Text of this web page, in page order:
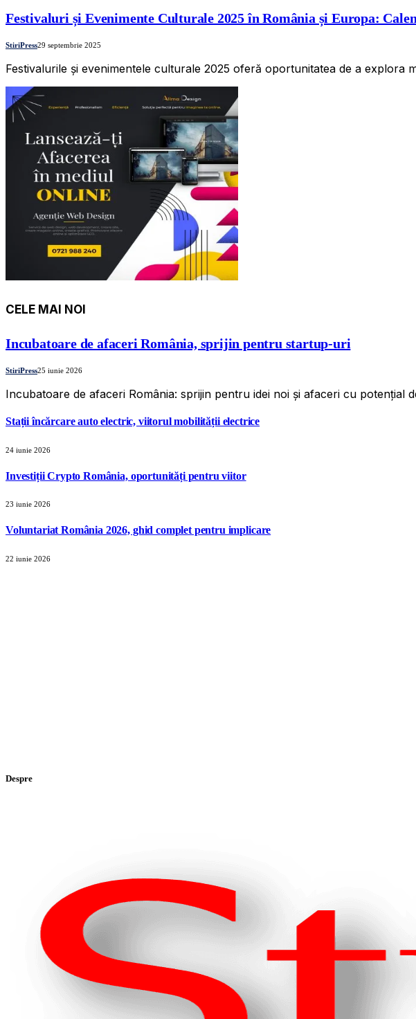
Festivaluri și Evenimente Culturale 2025 în România și Europa:
StiriPress29 septembrie 2025
Festivalurile și evenimentele culturale 2025 oferă oportunitatea de a
CELE MAI NOI
Incubatoare de afaceri România, sprijin pentru startup-uri
StiriPress25 iunie 2026
Incubatoare de afaceri România: sprijin pentru idei noi și afaceri cu potențial
Stații încărcare auto electric, viitorul mobilității electrice
24 iunie 2026
Investiții Crypto România, oportunități pentru viitor
23 iunie 2026
Voluntariat România 2026, ghid complet pentru implicare
22 iunie 2026
Despre